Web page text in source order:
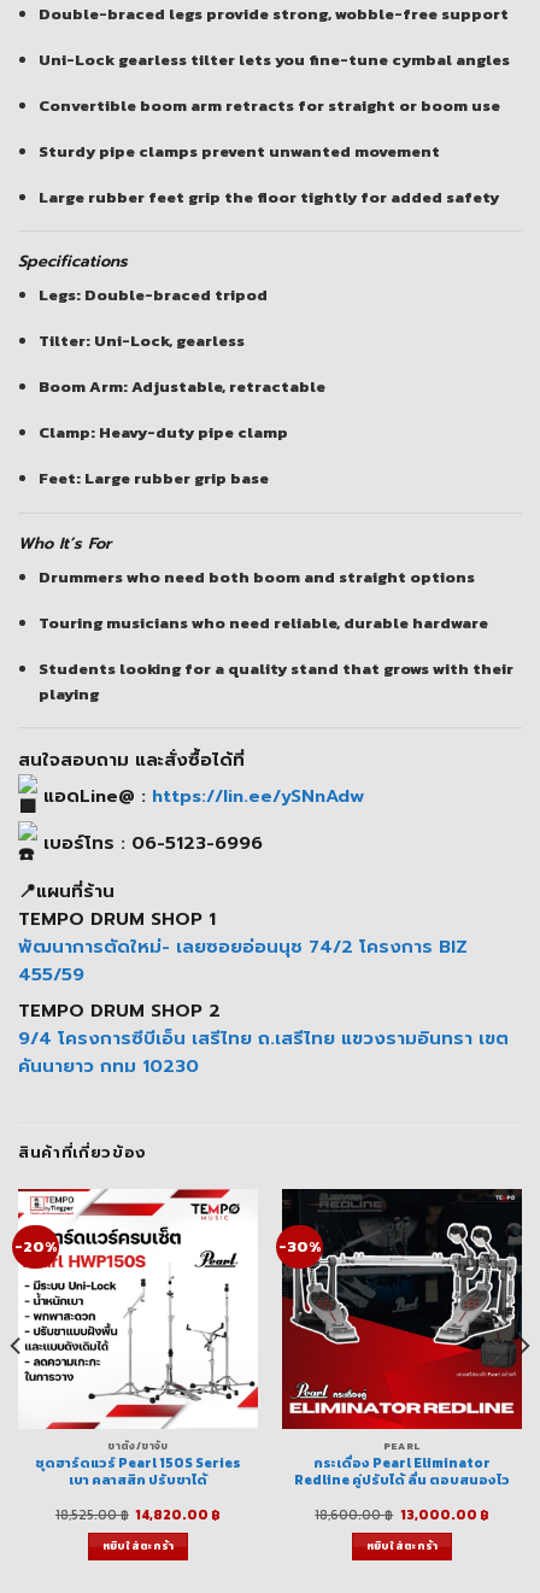
Double-braced legs provide strong, wobble-free support
Uni-Lock gearless tilter lets you fine-tune cymbal angles
Convertible boom arm retracts for straight or boom use
Sturdy pipe clamps prevent unwanted movement
Large rubber feet grip the floor tightly for added safety
Specifications
Legs: Double-braced tripod
Tilter: Uni-Lock, gearless
Boom Arm: Adjustable, retractable
Clamp: Heavy-duty pipe clamp
Feet: Large rubber grip base
Who It’s For
Drummers who need both boom and straight options
Touring musicians who need reliable, durable hardware
Students looking for a quality stand that grows with their
playing
สนใจสอบถาม และสั่งซื้อได้ที่
แอดLine@ : https://lin.ee/ySNnAdw
เบอร์โทร : 06-5123-6996
📍แผนที่ร้าน
TEMPO DRUM SHOP 1
พัฒนาการตัดใหม่- เลยซอยอ่อนนุช 74/2 โครงการ BIZ
455/59
TEMPO DRUM SHOP 2
9/4 โครงการซีบีเอ็น เสรีไทย ถ.เสรีไทย แขวงรามอินทรา เขต
คันนายาว กทม 10230
สินค้าที่เกี่ยวข้อง
-20%
ขาตั้ง/ขาจับ
ชุดฮาร์ดแวร์ Pearl 150S Series
เบา คลาสสิก ปรับขาได้
18,525.00฿ Original
price
was:
18,525.00 ฿.
14,820.00 ฿
หยิบใส่ตะกร้า
-30%
PEARL
กระเดื่อง Pearl Eliminator
Redline คู่ปรับได้ ลื่น ตอบสนองไว
18,600.00฿ Original
price
was:
18,600.00 ฿.
13,000.00 ฿
หยิบใส่ตะกร้า